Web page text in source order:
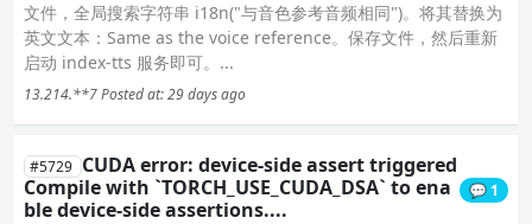
文件，全局搜索字符串 i18n("与音色参考音频相同")。将其替换为
英文文本：Same as the voice reference。保存文件，然后重新
启动 index-tts 服务即可。...
13.214.**7Posted at: 29 days ago
#5729 CUDA error: device-side assert triggered
Compile with `TORCH_USE_CUDA_DSA` to ena
ble device-side assertions....
💬 1